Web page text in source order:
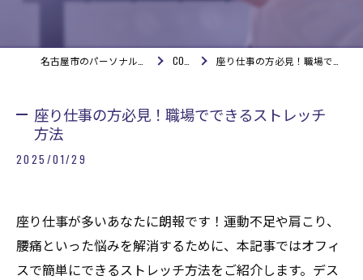
COLUMN 座り仕事の方必見！職場でできるストレッチ方法
座り仕事の方必見！職場でできるストレッチ
方法
2025/01/29
座り仕事が多いあなたに朗報です！運動不足や肩こり、
腰痛といった悩みを解消するために、本記事ではオフィ
スで簡単にできるストレッチ方法をご紹介します。デス